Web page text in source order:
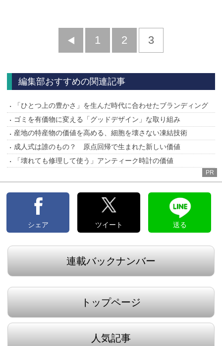
前
1 2 3
編集部おすすめの関連記事
「ひとつ上の豊かさ」を生んだ時代に合わせたブランディング
ゴミを有価物に変える「グッドデザイン」な取り組み
産地の特産物の価値を高める、細胞を壊さない凍結技術
成人式は誰のもの？ 原点回帰で生まれた新しい価値
「壊れても修理して使う」アンティーク時計の価値
PR
シェア ツイート 送る
連載バックナンバー
トップページ
人気記事